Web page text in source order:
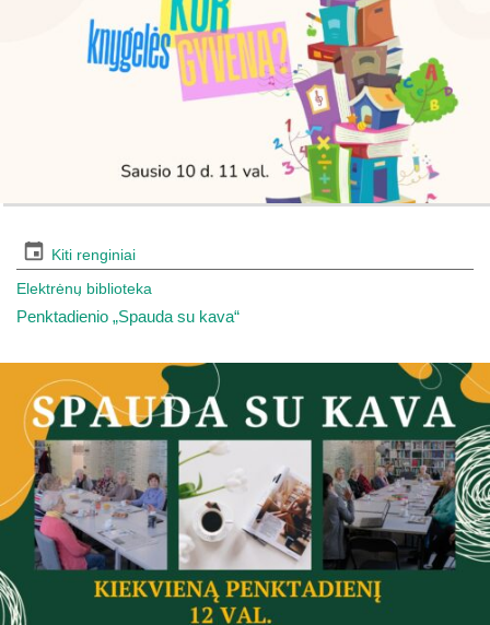
Kiti renginiai
Elektrėnų biblioteka
Penktadienio „Spauda su kava“